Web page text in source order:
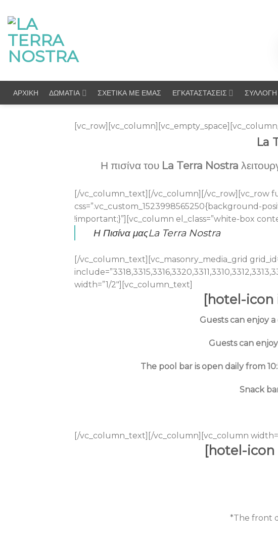
to
content
ΑΡΧΙΚΗ ΔΩΜΑΤΙΑ ΣΧΕΤΙΚΑ ΜΕ ΕΜΑΣ ΕΓΚΑΤΑΣΤΑΣΕΙΣ ΣΥΛΛΟΓΗ
La
Η πισίνα του La Terra Nostra
[/vc_column_text][/vc_column][/vc_row][vc_row
css=”.vc_custom_1523998565250{background-
!important;}”][vc_column el_class=”white-box
Η Πισίνα μαςLa Terra Nostra
[/vc_column_text][vc_masonry_media_grid
width=”1/2″][vc_column_text]
[hotel-icon
Guests can enjoy
Guests can
The pool bar is open daily from
Snack
[/vc_column_text][/vc_column][vc_column
[hotel-icon
*The front